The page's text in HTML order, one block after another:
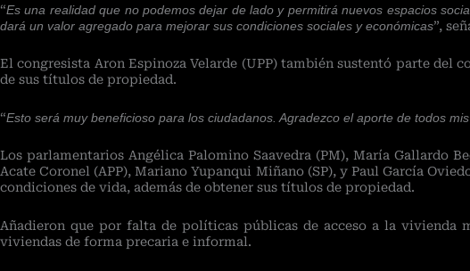
“Es una realidad que no podemos dejar de lado y permitirá nuevos espacios
dará un valor agregado para mejorar sus condiciones sociales y económicas”,
El congresista Aron Espinoza Velarde (UPP) también sustentó parte
de sus títulos de propiedad.
“Esto será muy beneficioso para los ciudadanos. Agradezco el aporte de todos
Los parlamentarios Angélica Palomino Saavedra (PM), María Gallardo
Acate Coronel (APP), Mariano Yupanqui Miñano (SP), y Paul García
condiciones de vida, además de obtener sus títulos de propiedad.
Añadieron que por falta de políticas públicas de acceso a la vivienda
viviendas de forma precaria e informal.